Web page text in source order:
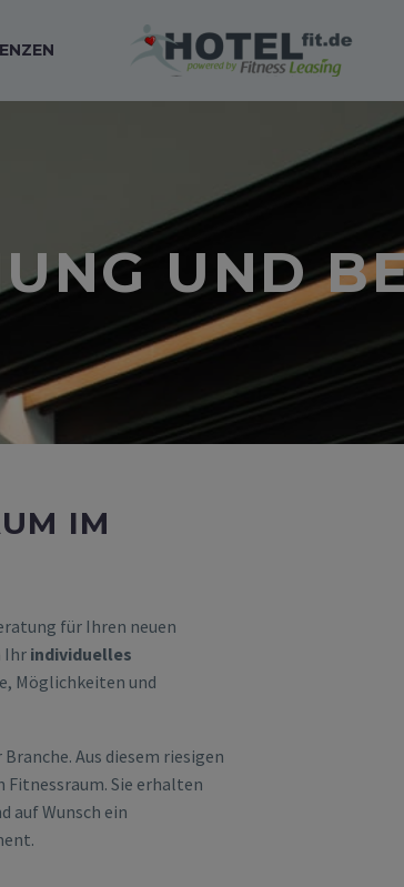
UND
IM
für Ihren neuen
Ihr individuelles
Möglichkeiten und
Branche. Aus diesem riesigen
Fitnessraum. Sie erhalten
auf Wunsch ein